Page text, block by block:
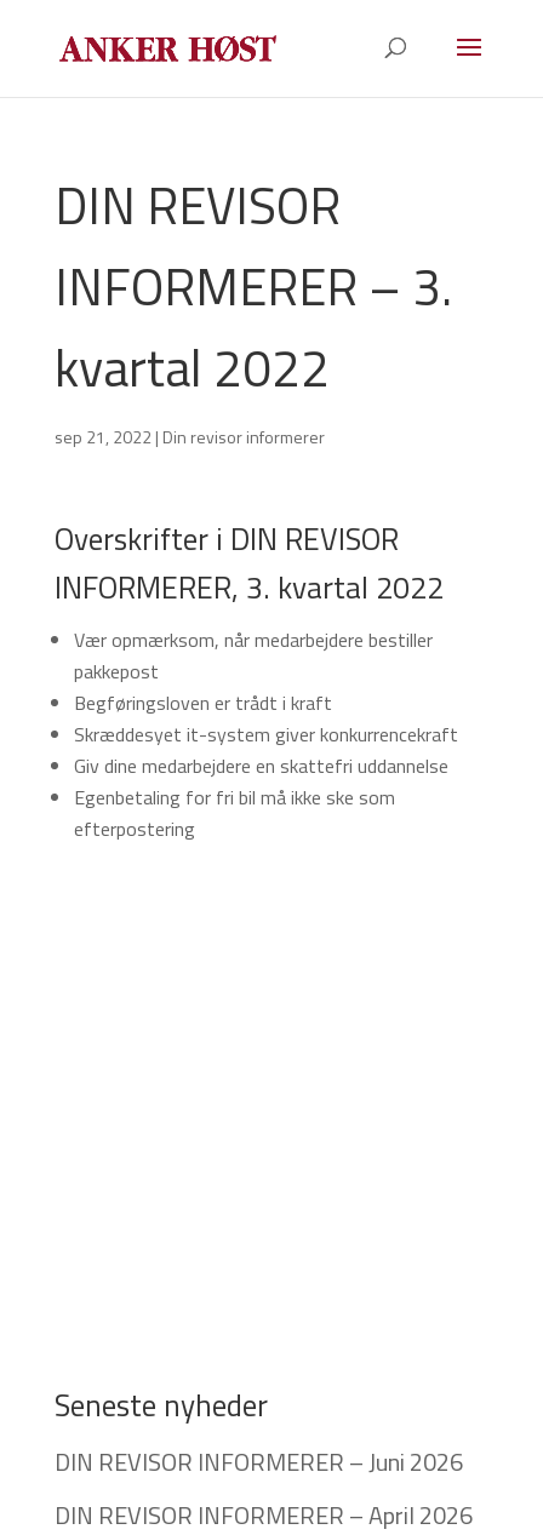
DIN REVISOR
INFORMERER – 3.
kvartal 2022
sep 21, 2022| Din revisor informerer
Overskrifter i DIN REVISOR
INFORMERER, 3. kvartal 2022
Vær opmærksom, når medarbejdere bestiller
pakkepost
Begføringsloven er trådt i kraft
Skræddesyet it-system giver konkurrencekraft
Giv dine medarbejdere en skattefri uddannelse
Egenbetaling for fri bil må ikke ske som
efterpostering
Seneste nyheder
DIN REVISOR INFORMERER – Juni 2026
DIN REVISOR INFORMERER – April 2026